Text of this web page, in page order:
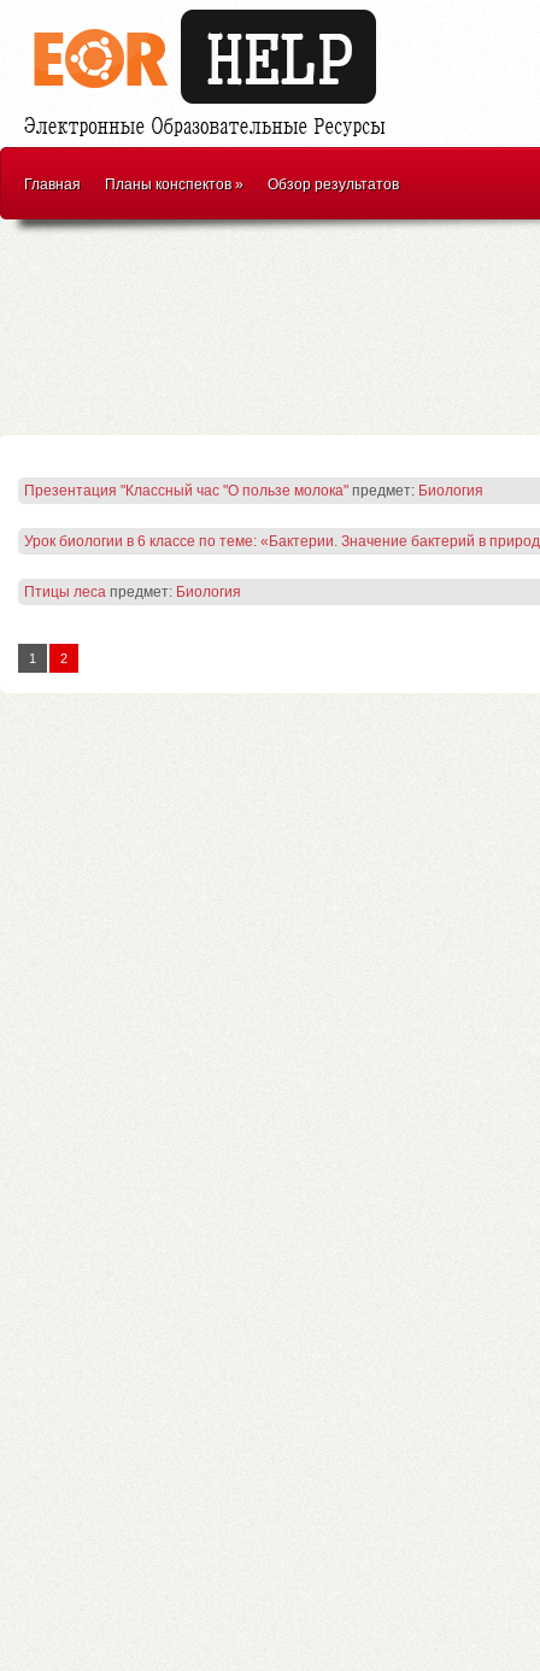
Главная Планы конспектов» Обзор результатов
Презентация "Классный час "О пользе молока" предмет: Биология
Урок биологии в 6 классе по теме: «Бактерии. Значение бактерий в
Птицы леса предмет: Биология
1 2